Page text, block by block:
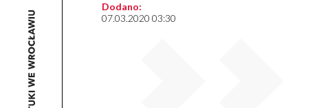
Dodano:
07.03.2020 03:30